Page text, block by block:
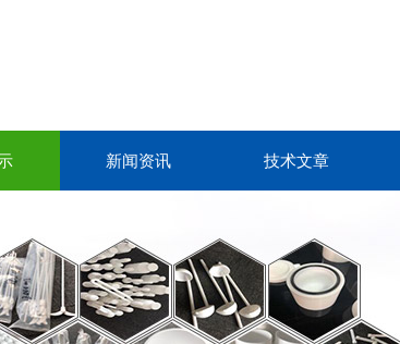
新闻资讯 技术文章